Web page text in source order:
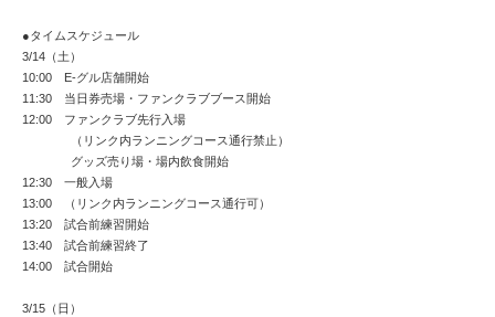
●タイムスケジュール
3/14（土）
10:00 E-グル店舗開始
11:30 当日券売場・ファンクラブブース開始
12:00 ファンクラブ先行入場
（リンク内ランニングコース通行禁止）
グッズ売り場・場内飲食開始
12:30 一般入場
13:00 （リンク内ランニングコース通行可）
13:20 試合前練習開始
13:40 試合前練習終了
14:00 試合開始
3/15（日）